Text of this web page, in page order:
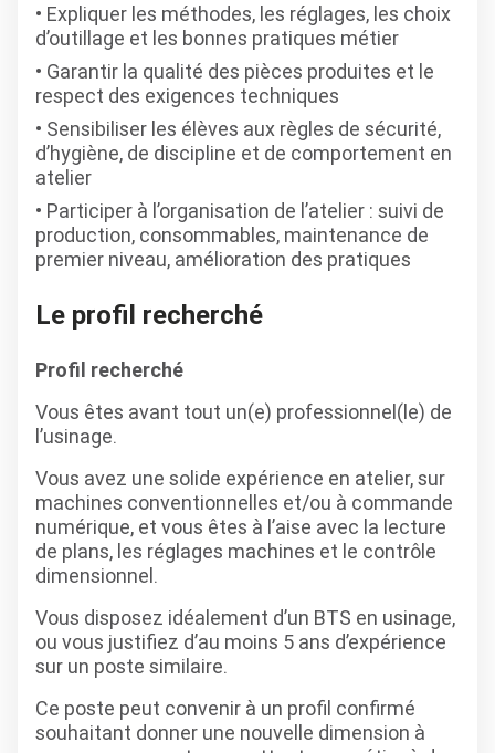
Expliquer les méthodes, les réglages, les choix
d’outillage et les bonnes pratiques métier
Garantir la qualité des pièces produites et le
respect des exigences techniques
Sensibiliser les élèves aux règles de sécurité,
d’hygiène, de discipline et de comportement en
atelier
Participer à l’organisation de l’atelier : suivi de
production, consommables, maintenance de
premier niveau, amélioration des pratiques
Le profil recherché
Profil recherché
Vous êtes avant tout un(e) professionnel(le) de
l’usinage.
Vous avez une solide expérience en atelier, sur
machines conventionnelles et/ou à commande
numérique, et vous êtes à l’aise avec la lecture
de plans, les réglages machines et le contrôle
dimensionnel.
Vous disposez idéalement d’un BTS en usinage,
ou vous justifiez d’au moins 5 ans d’expérience
sur un poste similaire.
Ce poste peut convenir à un profil confirmé
souhaitant donner une nouvelle dimension à